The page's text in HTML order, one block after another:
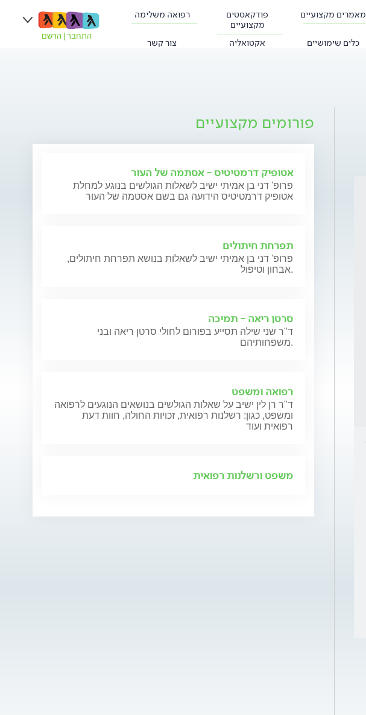
מאמרים מקצועיים
פודקאסטים
מקצועיים
רפואה משלימה
כלים שימושיים אקטואליה צור קשר
התחבר הרשם
פורומים מקצועיים
אטופיק דרמטיטיס - אסתמה של העור
פרופ' דני בן אמיתי ישיב לשאלות הגולשים בנוגע למחלת
אטופיק דרמטיטיס הידועה גם בשם אסטמה של העור
תפרחת חיתולים
פרופ' דני בן אמיתי ישיב לשאלות בנושא תפרחת חיתולים,
אבחון וטיפול.
סרטן ריאה - תמיכה
ד"ר שני שילה תסייע בפורום לחולי סרטן ריאה ובני
משפחותיהם.
רפואה ומשפט
ד"ר רן לין ישיב על שאלות הגולשים בנושאים הנוגעים לרפואה
ומשפט, כגון: רשלנות רפואית, זכויות החולה, חוות דעת
רפואית ועוד
משפט ורשלנות רפואית